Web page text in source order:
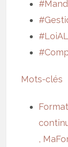
Mots-clés
,